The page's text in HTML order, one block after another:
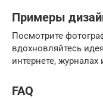
Примеры
Посмотрите
вдохновляйтесь
интернете,
FAQ